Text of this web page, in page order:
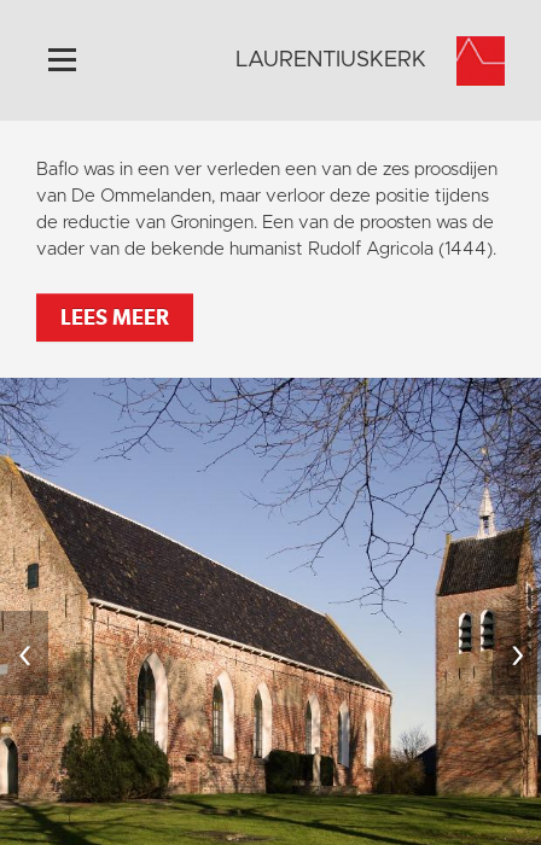
Home
Algemeen
Historie
Activiteiten
Contact
Vaktaal
LAURENTIUSKERK
Baflo was in een ver verleden een van de zes proosdijen
van De Ommelanden, maar verloor deze positie tijdens
de reductie van Groningen. Een van de proosten was de
vader van de bekende humanist Rudolf Agricola (1444).
LEES MEER
‹ ›